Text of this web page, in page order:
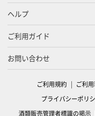
ヘルプ
ご利用ガイド
お問い合わせ
ご利用規約 ご利
プライバシーポリ
酒類販売管理者標識の掲示